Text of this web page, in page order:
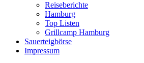
Reiseberichte
Hamburg
Top Listen
Grillcamp Hamburg
Sauerteigbörse
Impressum